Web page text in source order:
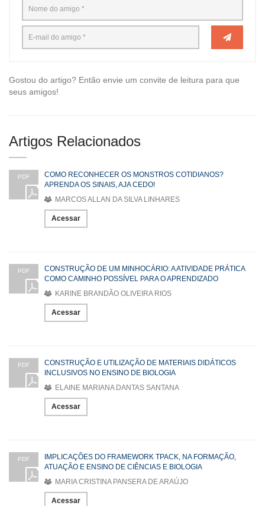
Gostou do artigo? Então envie um convite de leitura para que
seus amigos!
Artigos Relacionados
PDF
COMO RECONHECER OS MONSTROS COTIDIANOS?
APRENDA OS SINAIS, AJA CEDO!
MARCOS ALLAN DA SILVA LINHARES
Acessar
PDF
CONSTRUÇÃO DE UM MINHOCÁRIO: A ATIVIDADE PRÁTICA
COMO CAMINHO POSSÍVEL PARA O APRENDIZADO
KARINE BRANDÃO OLIVEIRA RIOS
Acessar
PDF
CONSTRUÇÃO E UTILIZAÇÃO DE MATERIAIS DIDÁTICOS
INCLUSIVOS NO ENSINO DE BIOLOGIA
ELAINE MARIANA DANTAS SANTANA
Acessar
PDF
IMPLICAÇÕES DO FRAMEWORK TPACK, NA FORMAÇÃO,
ATUAÇÃO E ENSINO DE CIÊNCIAS E BIOLOGIA
MARIA CRISTINA PANSERA DE ARAÚJO
Acessar